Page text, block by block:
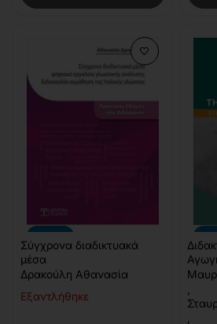
Εξαντλήθηκε
Σύγχρονα διαδικτυακά
μέσα
Δρακούλη Αθανασία